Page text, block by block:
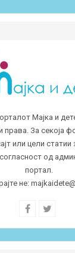
Мајка и
права. За секоја
или цели статии
од
портал.
не: